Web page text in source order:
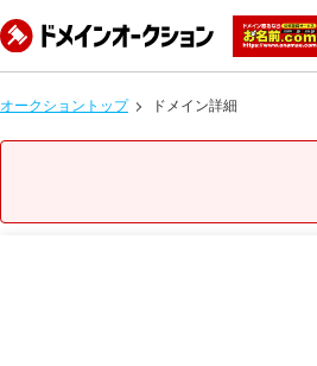
オークショントップ ドメイン詳細